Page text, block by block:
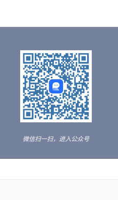
微信扫一扫，进入公众号